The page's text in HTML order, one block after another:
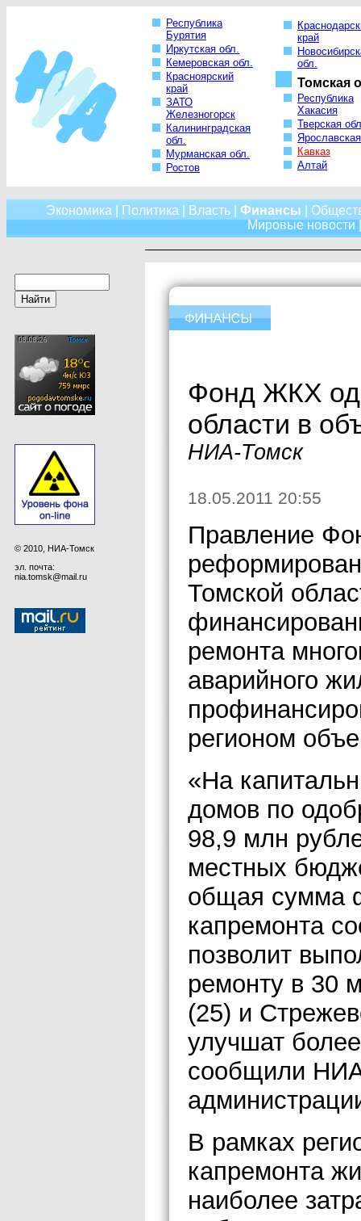
Республика
Бурятия
Иркутская обл.
Кемеровская обл.
Красноярский
край
ЗАТО
Железногорск
Калининградская
обл.
Мурманская обл.
Ростов
край
обл.
Томская
Республика
Хакасия
Тверская
Кавказ
Алтай
Экономика Политика Власть| Финансы
Мировые новости
© 2010, НИА-Томск
эл. почта:
nia.tomsk@mail.ru
Фонд ЖКХ
области в
НИА-Томск
18.05.2011 20:55
Правление
Томской
ремонта
аварийного
регионом
«На
домов по
98,9 млн
местных
общая сумма
капремонта
позволит
ремонту в 30
(25) и
улучшат
сообщили
В рамках
капремонта
наиболее